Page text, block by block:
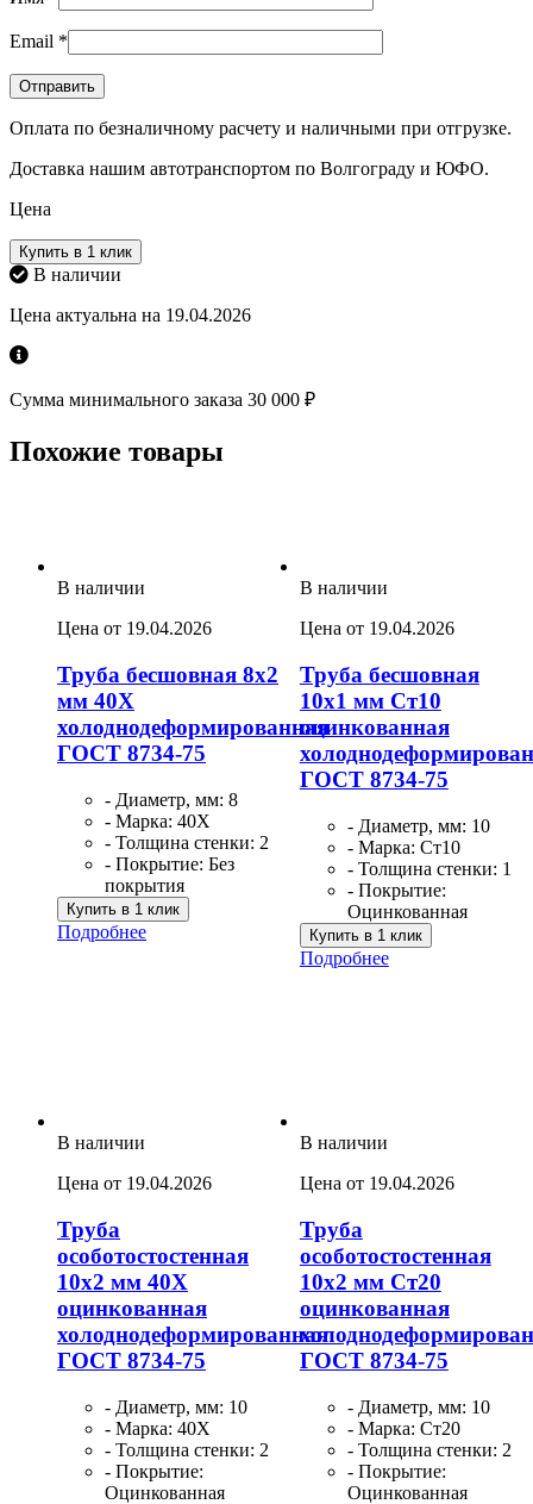
Email *
Оплата по безналичному расчету и наличными при отгрузке.
Доставка нашим автотранспортом по Волгограду и ЮФО.
Цена
Купить в 1 клик
В наличии
Цена актуальна на 19.04.2026
Сумма минимального заказа 30 000 ₽
Похожие товары
В наличии
Цена от 19.04.2026
Труба бесшовная 8х2
мм 40Х
холоднодеформированная
ГОСТ 8734-75
- Диаметр, мм: 8
- Марка: 40Х
- Толщина стенки: 2
- Покрытие: Без
покрытия
Купить в 1 клик
Подробнее
В наличии
Цена от 19.04.2026
Труба бесшовная
10х1 мм Ст10
оцинкованная
ГОСТ 8734-75
- Диаметр, мм: 10
- Марка: Ст10
- Толщина стенки: 1
- Покрытие:
Оцинкованная
Купить в 1 клик
Подробнее
В наличии
Цена от 19.04.2026
Труба
особотостостенная
10х2 мм 40Х
оцинкованная
холоднодеформированная
ГОСТ 8734-75
- Диаметр, мм: 10
- Марка: 40Х
- Толщина стенки: 2
- Покрытие:
Оцинкованная
В наличии
Цена от 19.04.2026
Труба
особотостостенная
10х2 мм Ст20
оцинкованная
ГОСТ 8734-75
- Диаметр, мм: 10
- Марка: Ст20
- Толщина стенки: 2
- Покрытие:
Оцинкованная